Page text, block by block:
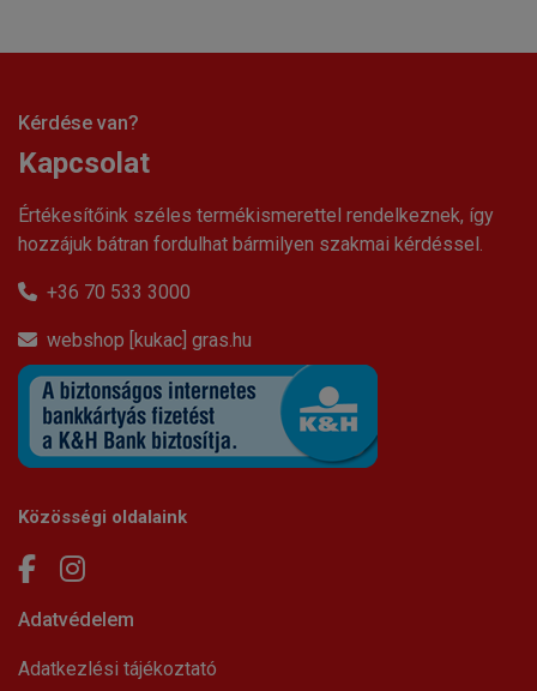
Kérdése van?
Kapcsolat
Értékesítőink széles termékismerettel rendelkeznek, így
hozzájuk bátran fordulhat bármilyen szakmai kérdéssel.
+36 70 533 3000
webshop [kukac] gras.hu
Közösségi oldalaink
Adatvédelem
Adatkezlési tájékoztató